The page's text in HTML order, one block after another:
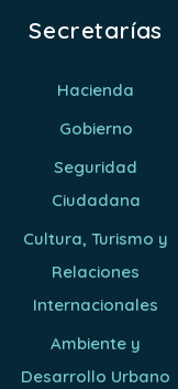
Secretarías
Hacienda
Gobierno
Seguridad
Ciudadana
Cultura, Turismo y
Relaciones
Internacionales
Ambiente y
Desarrollo Urbano